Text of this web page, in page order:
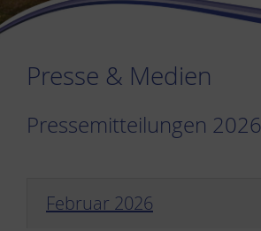
Presse & Medien
Pressemitteilungen 2026
Februar 2026